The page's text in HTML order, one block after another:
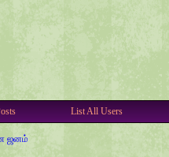
List All Users
ஜனம்